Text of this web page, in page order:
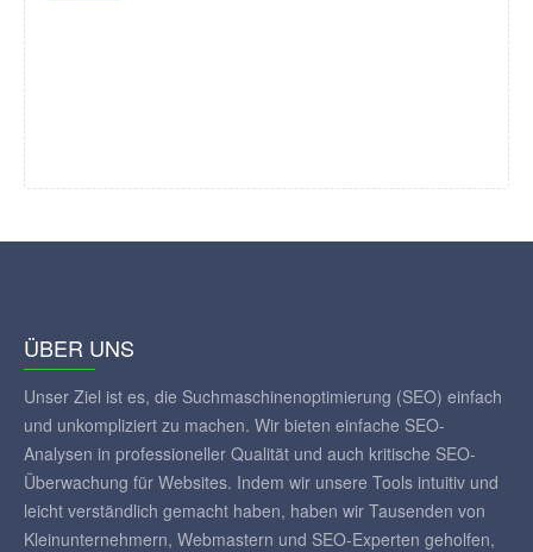
ÜBER UNS
Unser Ziel ist es, die Suchmaschinenoptimierung (SEO) einfach
und unkompliziert zu machen. Wir bieten einfache SEO-
Analysen in professioneller Qualität und auch kritische SEO-
Überwachung für Websites. Indem wir unsere Tools intuitiv und
leicht verständlich gemacht haben, haben wir Tausenden von
Kleinunternehmern, Webmastern und SEO-Experten geholfen,